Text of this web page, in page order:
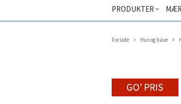
PRODUKTER
Forside Hus og have